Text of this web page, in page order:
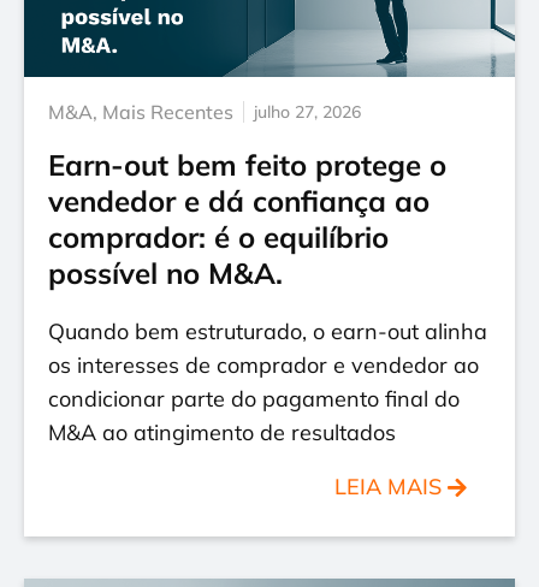
M&A, Mais Recentes julho 27, 2026
Earn-out bem feito protege o
vendedor e dá confiança ao
comprador: é o equilíbrio
possível no M&A.
Quando bem estruturado, o earn-out alinha
os interesses de comprador e vendedor ao
condicionar parte do pagamento final do
M&A ao atingimento de resultados
LEIA MAIS